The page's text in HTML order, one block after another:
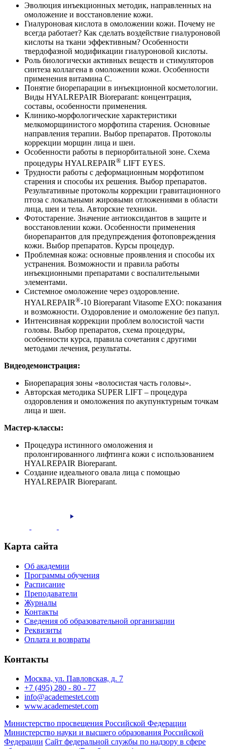
Эволюция инъекционных методик, направленных на
омоложение и восстановление кожи.
Гиалуроновая кислота в омоложении кожи. Почему не
всегда работает? Как сделать воздействие гиалуроновой
кислоты на ткани эффективным? Особенности
твердофазной модификации гиалуроновой кислоты.
Роль биологически активных веществ и стимуляторов
синтеза коллагена в омоложении кожи. Особенности
применения витамина С.
Понятие биорепарации в инъекционной косметологии.
Виды HYALREPAIR Bioreparant: концентрация,
составы, особенности применения.
Клинико-морфологические характеристики
мелкоморщинистого морфотипа старения. Основные
направления терапии. Выбор препаратов. Протоколы
коррекции морщин лица и шеи.
Особенности работы в периорбитальной зоне. Схема
процедуры HYALREPAIR® LIFT EYES.
Трудности работы с деформационным морфотипом
старения и способы их решения. Выбор препаратов.
Результативные протоколы коррекции гравитационного
птоза с локальными жировыми отложениями в области
лица, шеи и тела. Авторские техники.
Фотостарение. Значение антиоксидантов в защите и
восстановлении кожи. Особенности применения
биорепарантов для предупреждения фотоповреждения
кожи. Выбор препаратов. Курсы процедур.
Проблемная кожа: основные проявления и способы их
устранения. Возможности и правила работы
инъекционными препаратами с воспалительными
элементами.
Системное омоложение через оздоровление.
HYALREPAIR®-10 Bioreparant Vitasome EXO: показания
и возможности. Оздоровление и омоложение без папул.
Интенсивная коррекции проблем волосистой части
головы. Выбор препаратов, схема процедуры,
особенности курса, правила сочетания с другими
методами лечения, результаты.
Видеодемонстрация:
Биорепарация зоны «волосистая часть головы».
Авторская методика SUPER LIFT – процедура
оздоровления и омоложения по акупунктурным точкам
лица и шеи.
Мастер-классы:
Процедура истинного омоложения и
пролонгированного лифтинга кожи с использованием
HYALREPAIR Bioreparant.
Создание идеального овала лица с помощью
HYALREPAIR Bioreparant.
Карта сайта
Об академии
Программы обучения
Расписание
Преподаватели
Журналы
Контакты
Сведения об образовательной организации
Реквизиты
Оплата и возвраты
Контакты
Москва, ул. Павловская, д. 7
+7 (495) 280 - 80 - 77
info@academestet.com
www.academestet.com
Министерство просвещения Российской Федерации
Министерство науки и высшего образования Российской
Федерации Сайт федеральной службы по надзору в сфере